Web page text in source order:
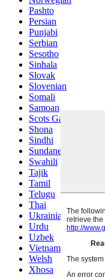
Pashto
Persian
Punjabi
Serbian
Sesotho
Sinhala
Slovak
Slovenian
Somali
Samoan
Scots Gaelic
Shona
Sindhi
Sundanese
Swahili
Tajik
Tamil
Telugu
Thai
Ukrainian
Urdu
Uzbek
Vietnamese
Welsh
Xhosa